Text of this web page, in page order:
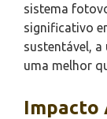
sistema
significativo
sustentável,
uma melhor
Impacto